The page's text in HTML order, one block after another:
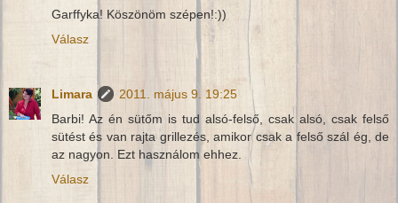
Garffyka! Köszönöm szépen!:))
Válasz
Limara
2011. május 9. 19:25
Barbi! Az én sütőm is tud alsó-felső, csak alsó, csak felső
sütést és van rajta grillezés, amikor csak a felső szál ég, de
az nagyon. Ezt használom ehhez.
Válasz